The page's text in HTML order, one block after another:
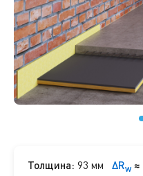
Толщина: 93 мм ΔRw ≈